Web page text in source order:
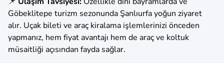
Göbeklitepe turizm sezonunda Şanlıurfa yoğun ziyaret
alır. Uçak bileti ve araç kiralama işlemlerinizi önceden
yapmanız, hem fiyat avantajı hem de araç ve koltuk
müsaitliği açısından fayda sağlar.